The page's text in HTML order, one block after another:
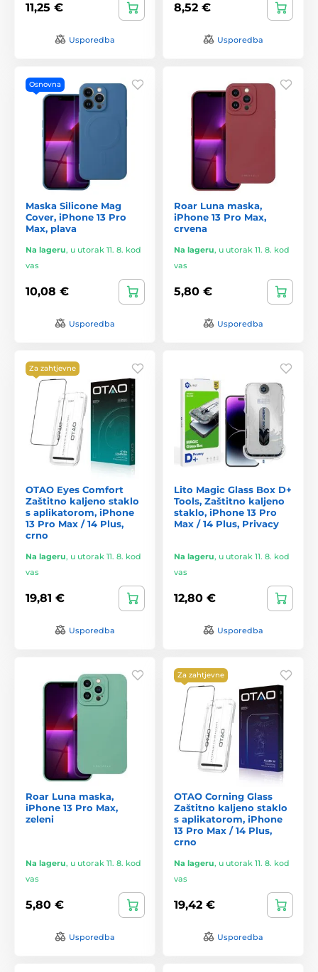
11,25 €
Usporedba
8,52 €
Usporedba
Osnovna
Maska Silicone Mag
Cover, iPhone 13 Pro
Max, plava
Na lageru, u utorak 11. 8. kod
vas
10,08 €
Usporedba
Roar Luna maska,
iPhone 13 Pro Max,
crvena
Na lageru, u utorak 11. 8. kod
vas
5,80 €
Usporedba
Za zahtjevne
OTAO Eyes Comfort
Zaštitno kaljeno staklo
s aplikatorom, iPhone
13 Pro Max / 14 Plus,
crno
Na lageru, u utorak 11. 8. kod
vas
19,81 €
Usporedba
Lito Magic Glass Box D+
Tools, Zaštitno kaljeno
staklo, iPhone 13 Pro
Max / 14 Plus, Privacy
Na lageru, u utorak 11. 8. kod
vas
12,80 €
Usporedba
Roar Luna maska,
iPhone 13 Pro Max,
zeleni
Na lageru, u utorak 11. 8. kod
vas
5,80 €
Usporedba
Za zahtjevne
OTAO Corning Glass
Zaštitno kaljeno staklo
s aplikatorom, iPhone
13 Pro Max / 14 Plus,
crno
Na lageru, u utorak 11. 8. kod
vas
19,42 €
Usporedba